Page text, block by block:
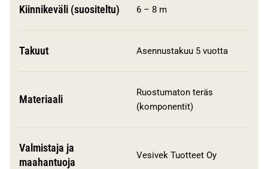
Kiinnikeväli (suositeltu) 6 – 8 m
Takuut Asennustakuu 5 vuotta
Materiaali
Ruostumaton teräs
(komponentit)
Valmistaja ja
maahantuoja
Vesivek Tuotteet Oy